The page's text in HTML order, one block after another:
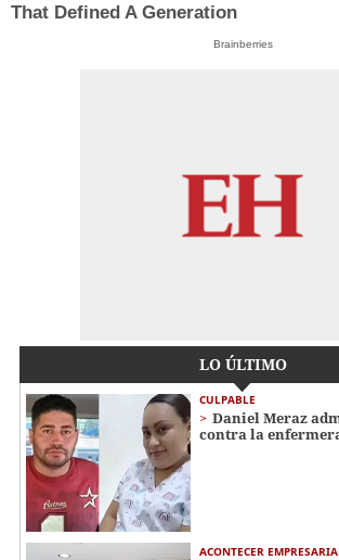
That Defined A Generation
Brainberries
LO ÚLTIMO
CULPABLE
Daniel Meraz
contra la
ACONTECER